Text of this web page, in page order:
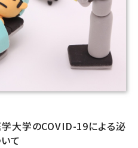
大学のCOVID-19による泌
て